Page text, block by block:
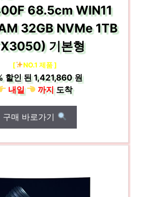
68.5cm WIN11
32GB NVMe 1TB
기본형
[ NO.1 제품 ]
할인 된1,421,860 원
내일
까지도착
구매 바로가기